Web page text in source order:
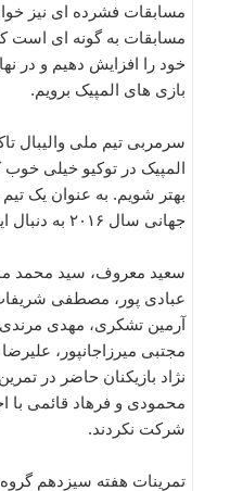
مسابقات فشرده ای نیز
مسابقات به گونه ای است
خود را افزایش دهیم و در
بازی های المپیک برویم.
سرمربی تیم ملی والیبال
المپیک در توکیو خیلی خوب
بهتر شویم. به عنوان یک
جهانی سال ۲۰۱۶ به دنبال این هدف خواهیم بود.
سعید معروف، سید محمد
عبادی پور، مصطفی
آرمین تشکری، مهدی
مجتبی میرزاجانپور،
نژاد بازیکنان حاضر در
محمودی و فرهاد قائمی با
شرکت نکردند.
تمرینات هفته سیزدهم گروه